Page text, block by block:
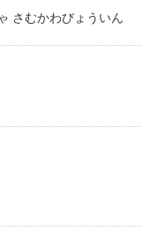
さむかわびょういん